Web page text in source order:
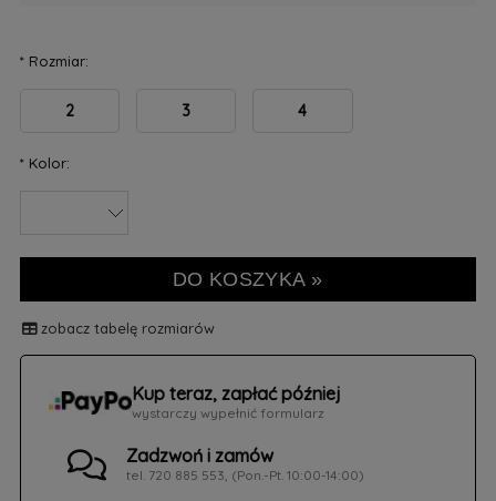
*Rozmiar:
2 3 4
*Kolor:
DO KOSZYKA »
zobacz tabelę rozmiarów
Kup teraz, zapłać później
wystarczy wypełnić formularz
Zadzwoń i zamów
tel. 720 885 553, (Pon.-Pt. 10:00-14:00)